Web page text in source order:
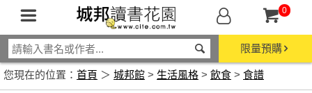
0
限量預購
您現在的位置： 首頁 ＞ 城邦館 > 生活風格 > 飲食 > 食譜